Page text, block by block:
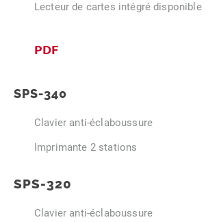
Lecteur de cartes intégré disponible
PDF
SPS-340
Clavier anti-éclaboussure
Imprimante 2 stations
SPS-320
Clavier anti-éclaboussure